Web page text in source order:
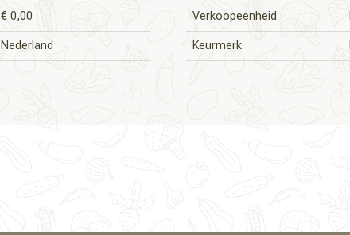
€ 0,00 Verkoopeenheid
Nederland Keurmerk